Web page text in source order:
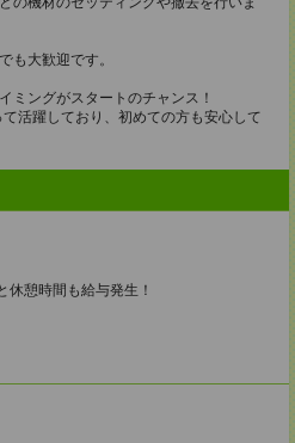
も大歓迎です。
ミングがスタートのチャンス！
活躍しており、初めての方も安心して
憩時間も給与発生！